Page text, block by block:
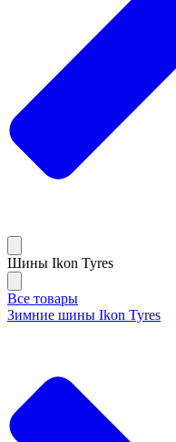
Шины Ikon Tyres
Все товары
Зимние шины Ikon Tyres